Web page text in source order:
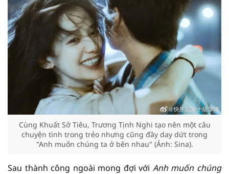
Cùng Khuất Sở Tiêu, Trương Tịnh Nghi tạo nên một câu
chuyện tình trong trẻo nhưng cũng đầy day dứt trong
"Anh muốn chúng ta ở bên nhau" (Ảnh: Sina).
Sau thành công ngoài mong đợi với Anh muốn chúng